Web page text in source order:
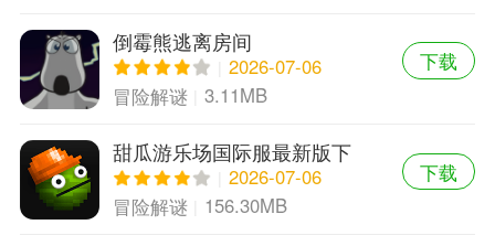
倒霉熊逃离房间
2026-07-06
冒险解谜
3.11MB
下载
甜瓜游乐场国际服最新版下
载
2026-07-06
冒险解谜
156.30MB
下载